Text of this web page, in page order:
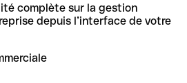
complète sur la gestion
depuis l’interface de votre